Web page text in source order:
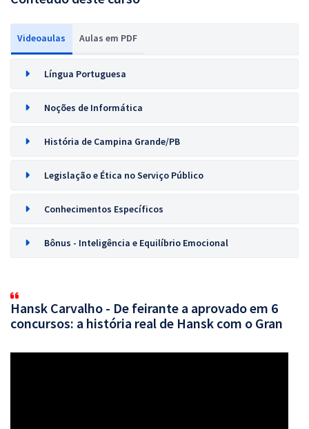
Videoaulas Aulas em PDF
Língua Portuguesa
Noções de Informática
História de Campina Grande/PB
Legislação e Ética no Serviço Público
Conhecimentos Específicos
Bônus - Inteligência e Equilíbrio Emocional
Hansk Carvalho - De feirante a aprovado em 6
concursos: a história real de Hansk com o Gran